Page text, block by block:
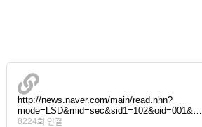
http://news.naver.com/main/read.nhn?
mode=LSD&mid=sec&sid1=102&oid=001&…
8224회 연결